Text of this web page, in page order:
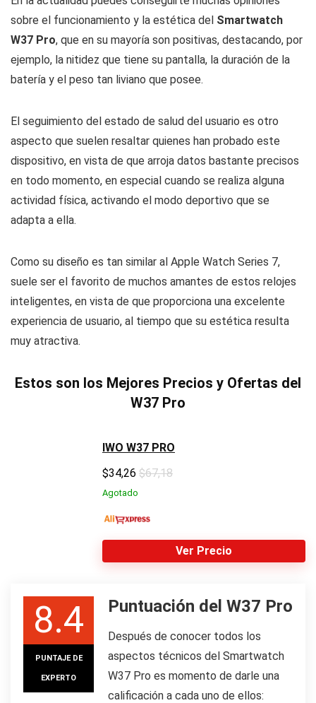
sobre el funcionamiento y la estética del Smartwatch
W37 Pro, que en su mayoría son positivas, destacando, por
ejemplo, la nitidez que tiene su pantalla, la duración de la
batería y el peso tan liviano que posee.
El seguimiento del estado de salud del usuario es otro
aspecto que suelen resaltar quienes han probado este
dispositivo, en vista de que arroja datos bastante precisos
en todo momento, en especial cuando se realiza alguna
actividad física, activando el modo deportivo que se
adapta a ella.
Como su diseño es tan similar al Apple Watch Series 7,
suele ser el favorito de muchos amantes de estos relojes
inteligentes, en vista de que proporciona una excelente
experiencia de usuario, al tiempo que su estética resulta
muy atractiva.
Estos son los Mejores Precios y Ofertas del
W37 Pro
IWO W37 PRO
$34,26 $67,18
Agotado
Ver Precio
8.4
PUNTAJE DE
EXPERTO
Puntuación del W37 Pro
Después de conocer todos los
aspectos técnicos del Smartwatch
W37 Pro es momento de darle una
calificación a cada uno de ellos: